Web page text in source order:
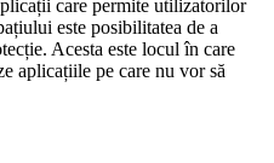
care permite utilizatorilor
este posibilitatea de a
Acesta este locul în care
aplicațiile pe care nu vor să